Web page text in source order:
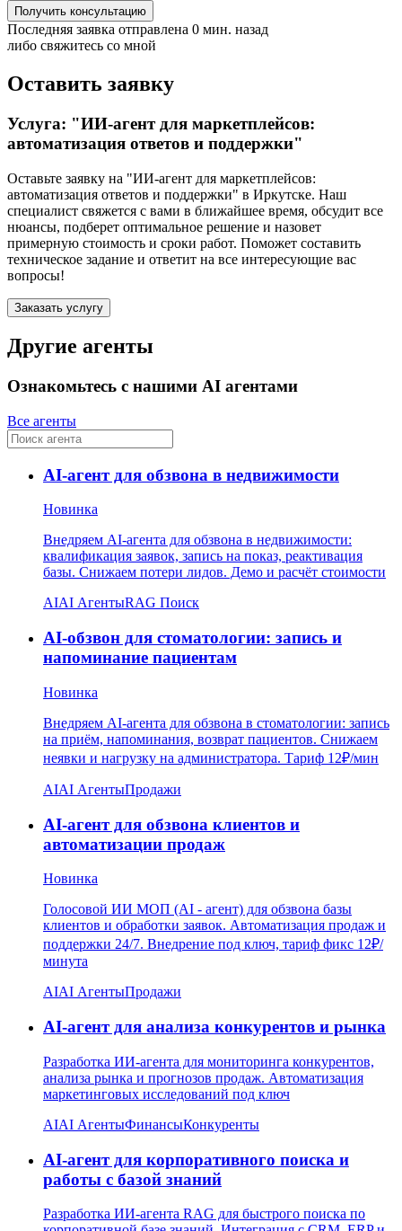
Получить консультацию
Последняя заявка отправлена 0 мин. назад
либо свяжитесь со мной
Оставить заявку
Услуга: "ИИ-агент для маркетплейсов:
автоматизация ответов и поддержки"
Оставьте заявку на "ИИ-агент для маркетплейсов:
автоматизация ответов и поддержки" в Иркутске. Наш
специалист свяжется с вами в ближайшее время, обсудит все
нюансы, подберет оптимальное решение и назовет
примерную стоимость и сроки работ. Поможет составить
техническое задание и ответит на все интересующие вас
вопросы!
Заказать услугу
Другие агенты
Ознакомьтесь с нашими AI агентами
Все агенты
AI-агент для обзвона в недвижимости
Новинка
Внедряем AI-агента для обзвона в недвижимости:
квалификация заявок, запись на показ, реактивация
базы. Снижаем потери лидов. Демо и расчёт стоимости
AIAI АгентыRAG Поиск
AI-обзвон для стоматологии: запись и
напоминание пациентам
Новинка
Внедряем AI-агента для обзвона в стоматологии: запись
на приём, напоминания, возврат пациентов. Снижаем
неявки и нагрузку на администратора. Тариф 12₽/мин
AIAI АгентыПродажи
AI-агент для обзвона клиентов и
автоматизации продаж
Новинка
Голосовой ИИ МОП (AI - агент) для обзвона базы
клиентов и обработки заявок. Автоматизация продаж и
поддержки 24/7. Внедрение под ключ, тариф фикс 12₽/
минута
AIAI АгентыПродажи
AI-агент для анализа конкурентов и рынка
Разработка ИИ-агента для мониторинга конкурентов,
анализа рынка и прогнозов продаж. Автоматизация
маркетинговых исследований под ключ
AIAI АгентыФинансыКонкуренты
AI-агент для корпоративного поиска и
работы с базой знаний
Разработка ИИ-агента RAG для быстрого поиска по